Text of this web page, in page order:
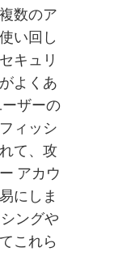
数のア
い回し
キュリ
よくあ
ザーの
ィッシ
て、攻
アカウ
にしま
ングや
これら